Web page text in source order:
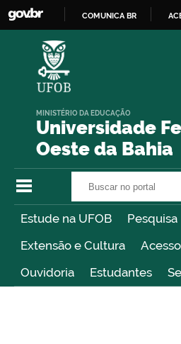
COMUNICA BR
Universidade
Oeste da Bahia
MINISTÉRIO DA EDUCAÇÃO
Estude na UFOB
Pesquisa
Extensão e Cultura
Ouvidoria
Estudantes